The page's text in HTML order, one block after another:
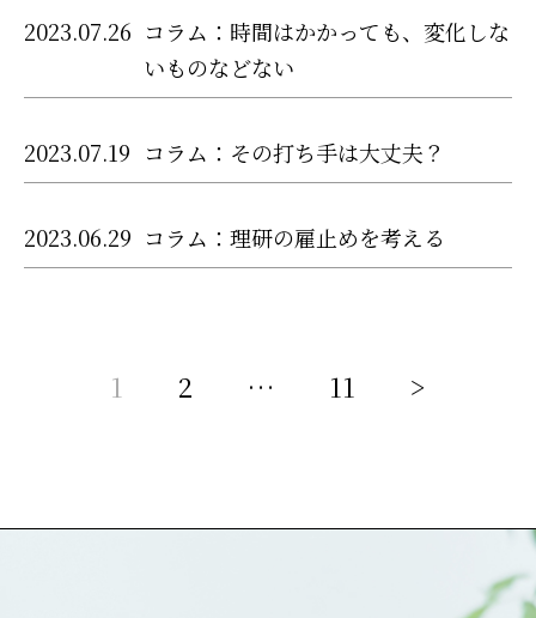
2023.07.26 コラム：時間はかかっても、変化しな
いものなどない
2023.07.19 コラム：その打ち手は大丈夫？
2023.06.29 コラム：理研の雇止めを考える
1 2 … 11 >